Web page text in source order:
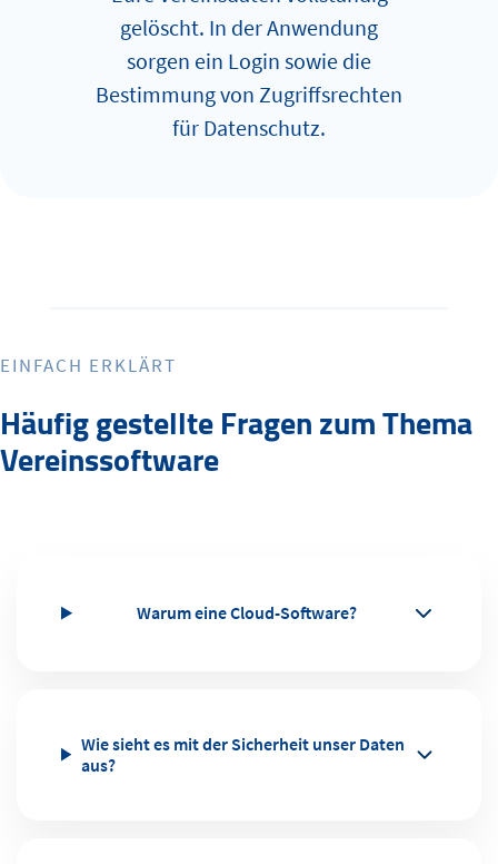
gelöscht. In der An­wen­dung
sorgen ein Login sowie die
Bestimmung von Zugriffsrechten
für Datenschutz.
EINFACH ERKLÄRT
Häufig gestellte Fragen zum Thema
Vereinssoftware
Warum eine Cloud-Software?
Wie sieht es mit der Sicherheit unser Daten
aus?